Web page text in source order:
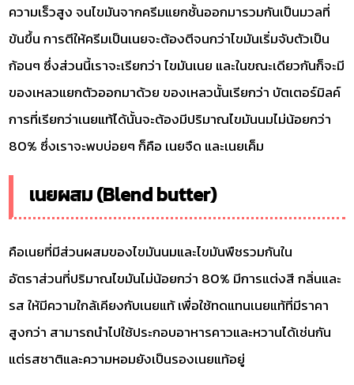
ความเร็วสูง จนไขมันจากครีมแยกชั้นออกมารวมกันเป็นมวลที่
ข้นขึ้น การตีให้ครีมเป็นเนยจะต้องตีจนกว่าไขมันเริ่มจับตัวเป็น
ก้อนๆ ซึ่งส่วนนี้เราจะเรียกว่า ไขมันเนย และในขณะเดียวกันก็จะมี
ของเหลวแยกตัวออกมาด้วย ของเหลวนั้นเรียกว่า บัตเตอร์มิลค์
การที่เรียกว่าเนยแท้ได้นั้นจะต้องมีปริมาณไขมันนมไม่น้อยกว่า
80% ซึ่งเราจะพบบ่อยๆ ก็คือ เนยจืด และเนยเค็ม
เนยผสม (Blend butter)
คือเนยที่มีส่วนผสมของไขมันนมและไขมันพืชรวมกันใน
อัตราส่วนที่ปริมาณไขมันไม่น้อยกว่า 80% มีการแต่งสี กลิ่นและ
รส ให้มีความใกล้เคียงกับเนยแท้ เพื่อใช้ทดแทนเนยแท้ที่มีราคา
สูงกว่า สามารถนำไปใช้ประกอบอาหารคาวและหวานได้เช่นกัน
แต่รสชาติและความหอมยังเป็นรองเนยแท้อยู่